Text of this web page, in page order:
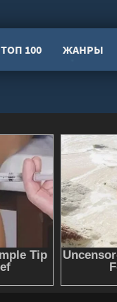
ТОП 100 ЖАНРЫ